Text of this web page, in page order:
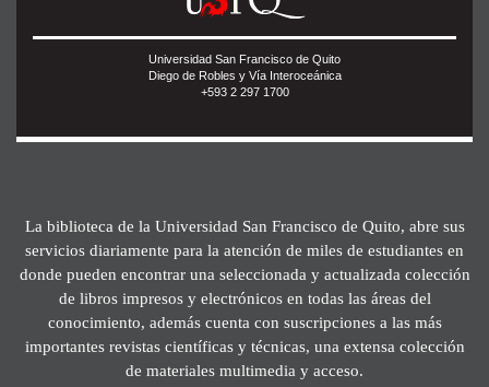
Universidad San Francisco de Quito
Diego de Robles y Vía Interoceánica
+593 2 297 1700
La biblioteca de la Universidad San Francisco de Quito, abre sus
servicios diariamente para la atención de miles de estudiantes en
donde pueden encontrar una seleccionada y actualizada colección
de libros impresos y electrónicos en todas las áreas del
conocimiento, además cuenta con suscripciones a las más
importantes revistas científicas y técnicas, una extensa colección
de materiales multimedia y acceso.